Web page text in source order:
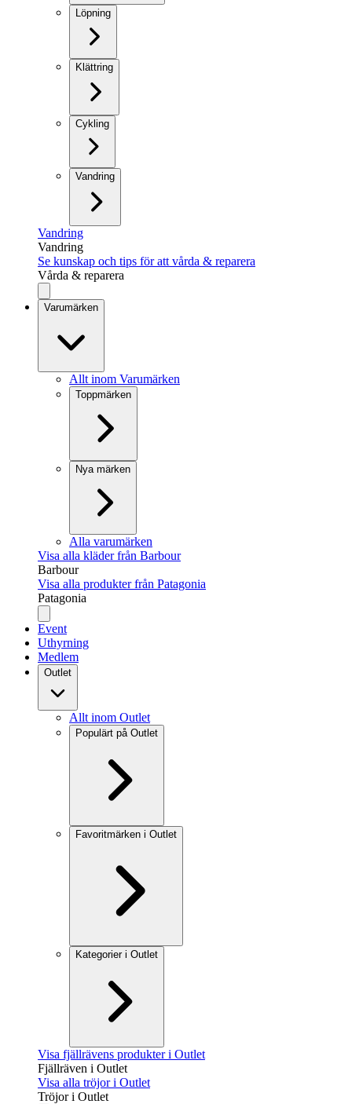
Löpning
Klättring
Cykling
Vandring
Vandring
Vandring
Se kunskap och tips för att vårda & reparera
Vårda & reparera
Varumärken
Allt inom Varumärken
Toppmärken
Nya märken
Alla varumärken
Visa alla kläder från Barbour
Barbour
Visa alla produkter från Patagonia
Patagonia
Event
Uthyrning
Medlem
Outlet
Allt inom Outlet
Populärt på Outlet
Favoritmärken i Outlet
Kategorier i Outlet
Visa fjällrävens produkter i Outlet
Fjällräven i Outlet
Visa alla tröjor i Outlet
Tröjor i Outlet